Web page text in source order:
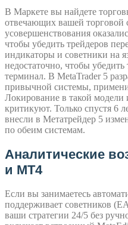
В Маркете вы найдете
отвечающих вашей торговой
усовершенствования
чтобы убедить трейдеров
индикаторы и советники
недостаточно, чтобы
терминал. В MetaT­rader 5
привычной системы,
Локирование в такой модели
критикуют. Только спустя 6
внесли в Метатрейдер 5
по обеим системам.
Аналитические
и MT4
Если вы занимаетесь
поддерживает советников
ваши стратегии 24/5 без